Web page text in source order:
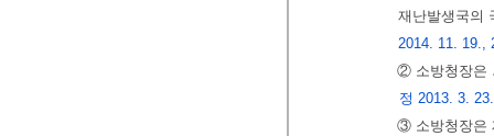
재난발생국의
2014. 11. 19.,
② 소방청장은
정 2013. 3.
③ 소방청장은